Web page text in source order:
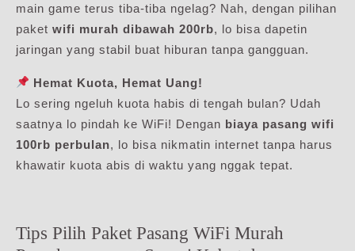
main game terus tiba-tiba ngelag? Nah, dengan pilihan
paket wifi murah dibawah 200rb, lo bisa dapetin
jaringan yang stabil buat hiburan tanpa gangguan.
Hemat Kuota, Hemat Uang!
Lo sering ngeluh kuota habis di tengah bulan? Udah
saatnya lo pindah ke WiFi! Dengan biaya pasang wifi
100rb perbulan, lo bisa nikmatin internet tanpa harus
khawatir kuota abis di waktu yang nggak tepat.
Tips Pilih Paket Pasang WiFi Murah